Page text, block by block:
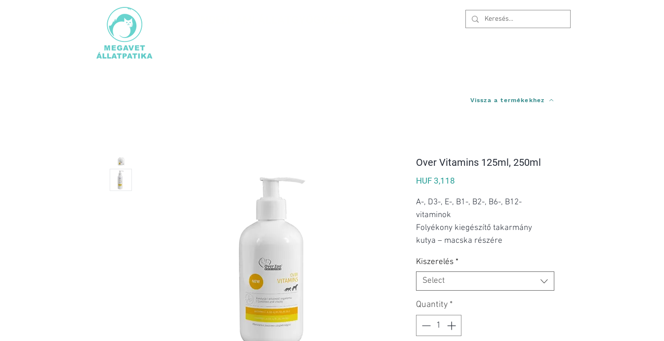
Over Vitamins 125ml, 250ml
HUF 3,118
A-, D3-, E-, B1-, B2-, B6-, B12-
vitaminok
Folyékony kiegészítő takarmány
kutya – macska részére
Kiszerelés *
Select
Quantity *
Vissza a termékekhez